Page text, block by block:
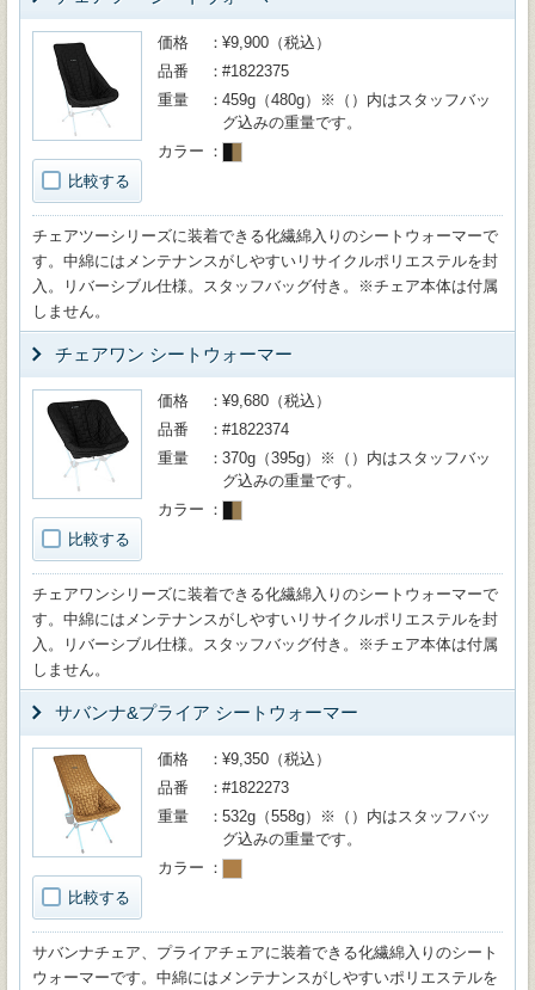
比較する
価格
¥9,900（税込）
品番
#1822375
重量
459g（480g）※（）内はスタッフバッ
グ込みの重量です。
カラー
チェアツーシリーズに装着できる化繊綿入りのシートウォーマーで
す。中綿にはメンテナンスがしやすいリサイクルポリエステルを封
入。リバーシブル仕様。スタッフバッグ付き。※チェア本体は付属
しません。
チェアワン シートウォーマー
比較する
価格
¥9,680（税込）
品番
#1822374
重量
370g（395g）※（）内はスタッフバッ
グ込みの重量です。
カラー
チェアワンシリーズに装着できる化繊綿入りのシートウォーマーで
す。中綿にはメンテナンスがしやすいリサイクルポリエステルを封
入。リバーシブル仕様。スタッフバッグ付き。※チェア本体は付属
しません。
サバンナ&プライア シートウォーマー
比較する
価格
¥9,350（税込）
品番
#1822273
重量
532g（558g）※（）内はスタッフバッ
グ込みの重量です。
カラー
サバンナチェア、プライアチェアに装着できる化繊綿入りのシート
ウォーマーです。中綿にはメンテナンスがしやすいポリエステルを